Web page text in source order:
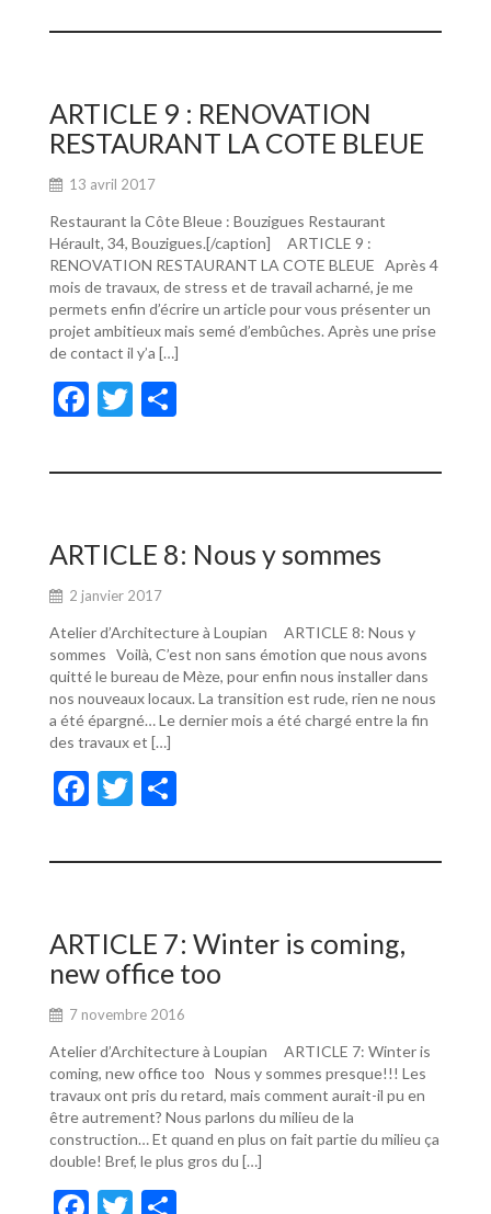
e
o
o
k
itt ta
er
ARTICLE 9 : RENOVATION
RESTAURANT LA COTE BLEUE
13 avril 2017
Restaurant la Côte Bleue : Bouzigues Restaurant
Hérault, 34, Bouzigues.[/caption] ARTICLE 9 :
RENOVATION RESTAURANT LA COTE BLEUE Après 4
mois de travaux, de stress et de travail acharné, je me
permets enfin d’écrire un article pour vous présenter un
projet ambitieux mais semé d’embûches. Après une prise
de contact il y’a […]
F
e
o
o
k
T
itt ta
er
ARTICLE 8: Nous y sommes
2 janvier 2017
Atelier d’Architecture à Loupian ARTICLE 8: Nous y
sommes Voilà, C’est non sans émotion que nous avons
quitté le bureau de Mèze, pour enfin nous installer dans
nos nouveaux locaux. La transition est rude, rien ne nous
a été épargné… Le dernier mois a été chargé entre la fin
des travaux et […]
F
e
o
o
k
T
itt ta
er
ARTICLE 7: Winter is coming,
new office too
7 novembre 2016
Atelier d’Architecture à Loupian ARTICLE 7: Winter is
coming, new office too Nous y sommes presque!!! Les
travaux ont pris du retard, mais comment aurait-il pu en
être autrement? Nous parlons du milieu de la
construction… Et quand en plus on fait partie du milieu ça
double! Bref, le plus gros du […]